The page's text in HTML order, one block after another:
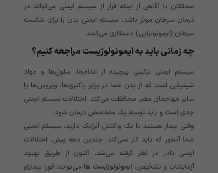
محققان با آگاهی از اینکه فرار از سیستم ایمنی می‌‌‌‌‌‌‌‌‌‌‌‌‌تواند در
درمان سرطان موثر باشد، سیستم ایمنی بدن را برای شکست
سرطان (ایمونوتراپی) دستکاری می‌‌‌‌‌‌‌‌‌‌‌‌‌کنند.
چه زمانی باید به ایمونولوژیست مراجعه کنیم؟
سیستم ایمنی ترکیبی پیچیده از اندام‌ها، سلول‌ها و مواد
شیمیایی است که از بدن شما در برابر باکتری‌ها، ویروس‌ها یا
سایر مهاجمان مضر محافظت می‌کند. اختلالات سیستم ایمنی
جدی است و باید توسط یک متخصص درمان شود.
وقتی بیمار هستید یا یک واکنش آلرژیک دارید، سیستم ایمنی
شما آنطور که باید کار نمی‌‌‌‌‌‌‌‌‌‌‌‌‌کند. چندین دهه پیش، اختلالات
ایمنی نادر در نظر گرفته می‌‌‌‌‌‌‌‌‌‌‌‌‌شد. اکنون از طریق بهبود
آزمایشات و تشخیص، ایمونولوژیست ها می‌‌‌‌‌‌‌‌‌‌‌‌‌توانند فورا بیماری